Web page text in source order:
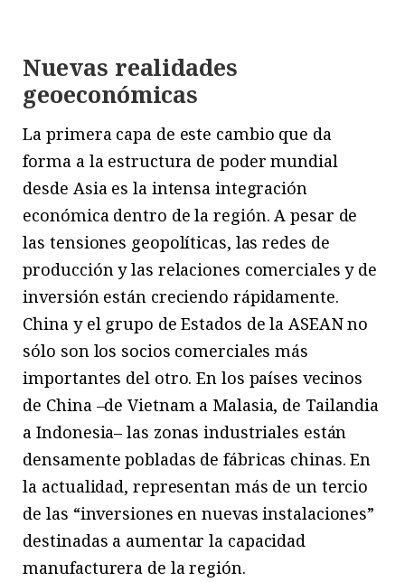
Nuevas realidades
geoeconómicas
La primera capa de este cambio que da
forma a la estructura de poder mundial
desde Asia es la intensa integración
económica dentro de la región. A pesar de
las tensiones geopolíticas, las redes de
producción y las relaciones comerciales y de
inversión están creciendo rápidamente.
China y el grupo de Estados de la ASEAN no
sólo son los socios comerciales más
importantes del otro. En los países vecinos
de China –de Vietnam a Malasia, de Tailandia
a Indonesia– las zonas industriales están
densamente pobladas de fábricas chinas. En
la actualidad, representan más de un tercio
de las “inversiones en nuevas instalaciones”
destinadas a aumentar la capacidad
manufacturera de la región.